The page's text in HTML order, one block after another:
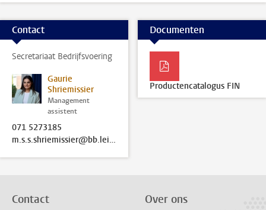
Contact
Secretariaat Bedrijfsvoering
Gaurie
Shriemissier
Management
assistent
071 5273185
m.s.s.shriemissier@bb.leidenuniv.nl
Documenten
Productencatalogus FIN
Contact Over ons